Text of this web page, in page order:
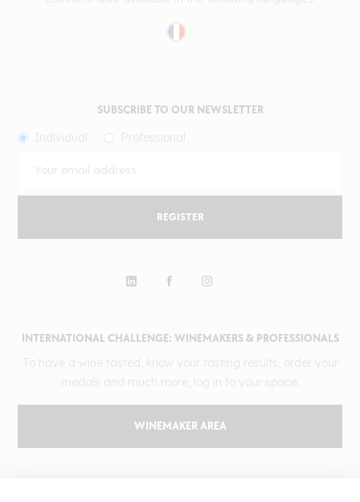
INTERNATIONAL CHALLENGE: WINEMAKERS & PROFESSIONALS
WINEMAKER AREA
SUBSCRIBE TO OUR NEWSLETTER
REGISTER